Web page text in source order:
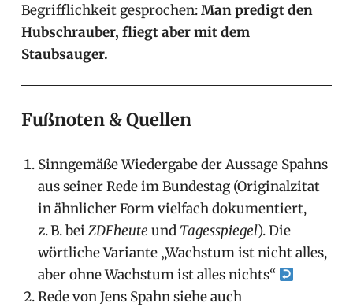
Begrifflichkeit gesprochen:Man predigt den
Hubschrauber, fliegt aber mit dem
Staubsauger.
Fußnoten & Quellen
Sinngemäße Wiedergabe der Aussage Spahns
aus seiner Rede im Bundestag (Originalzitat
in ähnlicher Form vielfach dokumentiert,
z. B. beiZDFheute und Tagesspiegel). Die
wörtliche Variante „Wachstum ist nicht alles,
aber ohne Wachstum ist alles nichts“
Rede von Jens Spahn siehe auch